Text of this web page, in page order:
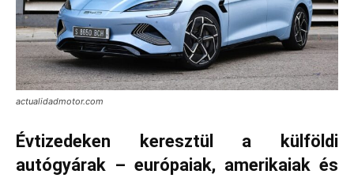
actualidadmotor.com
Évtizedeken keresztül a külföldi
autógyárak – európaiak, amerikaiak és